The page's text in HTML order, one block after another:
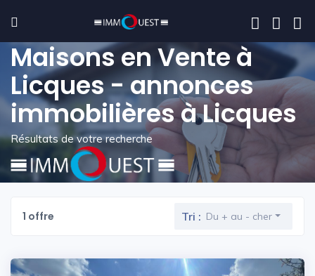
Maisons en Vente à
Licques - annonces
immobilières à Licques
Résultats de votre recherche
1 offre Tri : Du + au - cher